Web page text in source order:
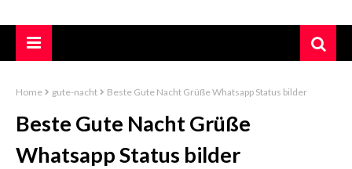
Home gute-nacht Beste Gute Nacht Grüße Whatsapp Status bilder
Beste Gute Nacht Grüße
Whatsapp Status bilder